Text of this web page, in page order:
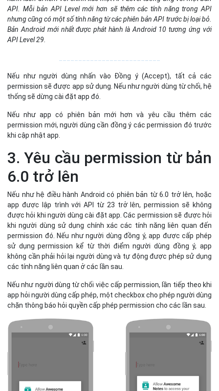
API. Mỗi bản API Level mới hơn sẽ thêm các tính năng trong API
nhưng cũng có một số tính năng từ các phiên bản API trước bị loại bỏ.
Bản Android mới nhất được phát hành là Android 10 tương ứng với
API Level 29.
Nếu như người dùng nhấn vào Đồng ý (Accept), tất cả các
permission sẽ được app sử dụng. Nếu như người dùng từ chối, hệ
thống sẽ dừng cài đặt app đó.
Nếu như app có phiên bản mới hơn và yêu cầu thêm các
permission mới, người dùng cần đồng ý các permission đó trước
khi cập nhật app.
3. Yêu cầu permission từ bản
6.0 trở lên
Nếu như hệ điều hành Android có phiên bản từ 6.0 trở lên, hoặc
app được lập trình với API từ 23 trở lên, permission sẽ không
được hỏi khi người dùng cài đặt app. Các permission sẽ được hỏi
khi người dùng sử dụng chính xác các tính năng liên quan đến
permission đó. Nếu như người dùng đồng ý, app được cấp phép
sử dụng permission kể từ thời điểm người dùng đồng ý, app
không cần phải hỏi lại người dùng và tự động được phép sử dụng
các tính năng liên quan ở các lần sau.
Nếu như người dùng từ chối việc cấp permission, lần tiếp theo khi
app hỏi người dùng cấp phép, một checkbox cho phép người dùng
chặn thông báo hỏi quyền cấp phép permission cho các lần sau.